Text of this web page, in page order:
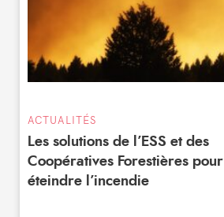
ACTUALITÉS
Les solutions de l’ESS et des
Coopératives Forestières pour
éteindre l’incendie